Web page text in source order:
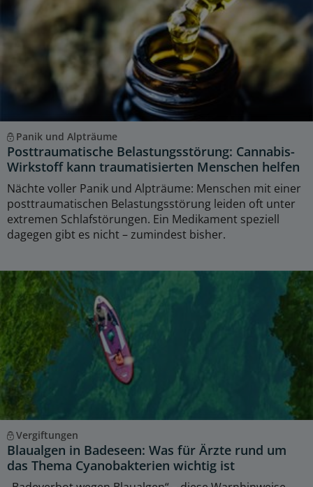
Panik und Alpträume
Posttraumatische Belastungsstörung: Cannabis-
Wirkstoff kann traumatisierten Menschen helfen
Nächte voller Panik und Alpträume: Menschen mit einer
posttraumatischen Belastungsstörung leiden oft unter
extremen Schlafstörungen. Ein Medikament speziell
dagegen gibt es nicht – zumindest bisher.
Vergiftungen
Blaualgen in Badeseen: Was für Ärzte rund um
das Thema Cyanobakterien wichtig ist